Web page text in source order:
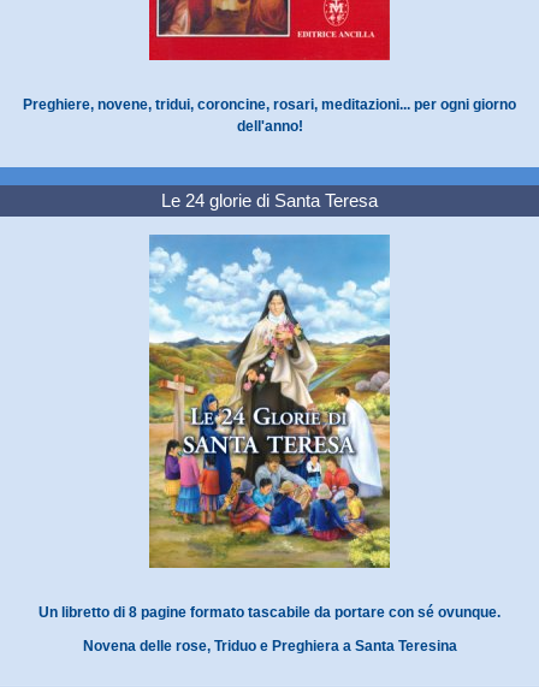
Preghiere, novene, tridui, coroncine, rosari, meditazioni... per ogni giorno
dell'anno!
Le 24 glorie di Santa Teresa
Un libretto di 8 pagine formato tascabile da portare con sé ovunque.
Novena delle rose, Triduo e Preghiera a Santa Teresina